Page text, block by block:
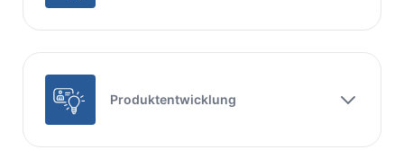
Produktentwicklung